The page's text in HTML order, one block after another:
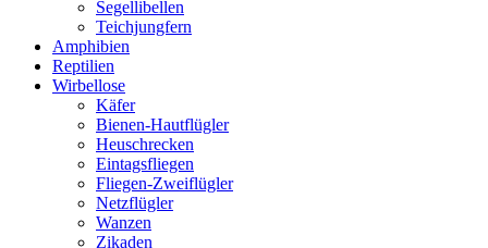
Segellibellen
Teichjungfern
Amphibien
Reptilien
Wirbellose
Käfer
Bienen-Hautflügler
Heuschrecken
Eintagsfliegen
Fliegen-Zweiflügler
Netzflügler
Wanzen
Zikaden